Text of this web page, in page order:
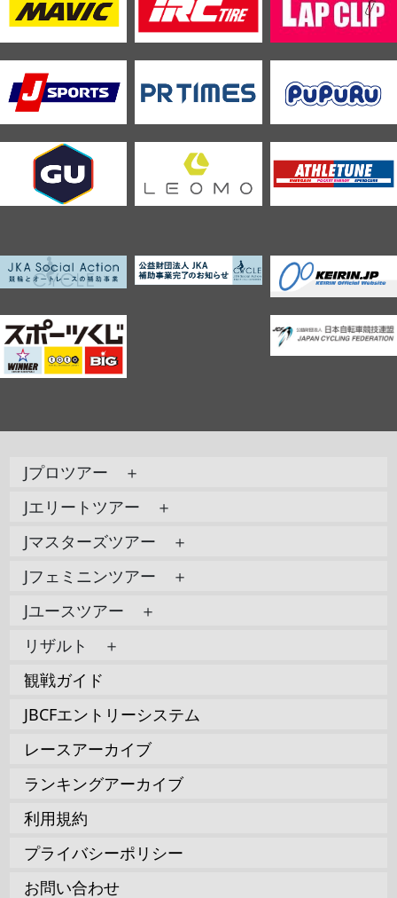
Jプロツアー ＋
Jエリートツアー ＋
Jマスターズツアー ＋
Jフェミニンツアー ＋
Jユースツアー ＋
リザルト ＋
観戦ガイド
JBCFエントリーシステム
レースアーカイブ
ランキングアーカイブ
利用規約
プライバシーポリシー
お問い合わせ